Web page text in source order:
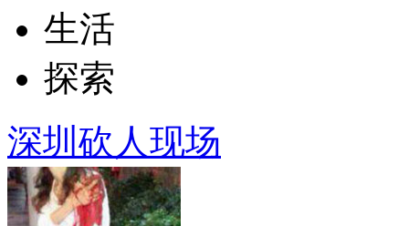
生活
探索
深圳砍人现场